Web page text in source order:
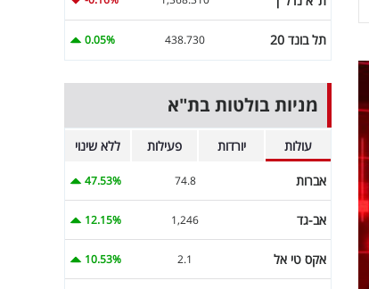
תל בונד 20 438.730
0.05%
מניות בולטות בת"א
עולות יורדות פעילות ללא שינוי
אברות 74.8
47.53%
אב-גד 1,246
12.15%
אקס טי אל 2.1
10.53%